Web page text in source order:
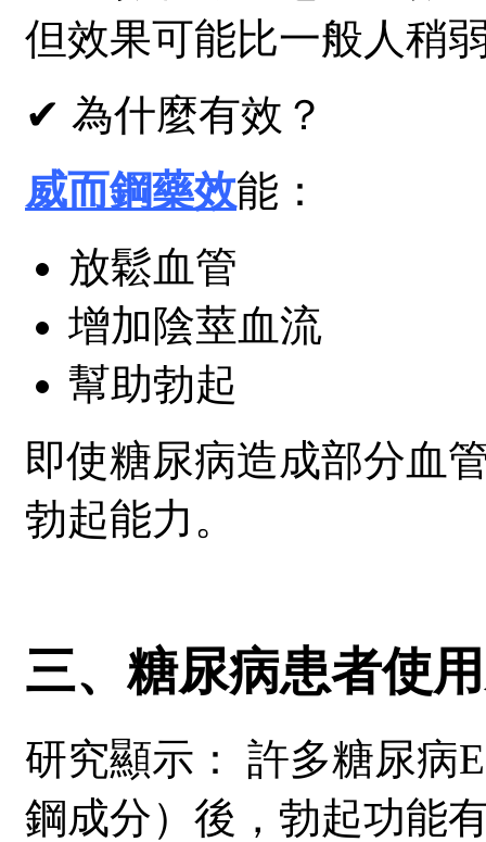
但效果可能比一般人稍
✔ 為什麼有效？
威而鋼藥效能：
放鬆血管
增加陰莖血流
幫助勃起
即使糖尿病造成部分血
勃起能力。
三、糖尿病患者使
研究顯示：
許多糖尿病
鋼成分）後，勃起功能